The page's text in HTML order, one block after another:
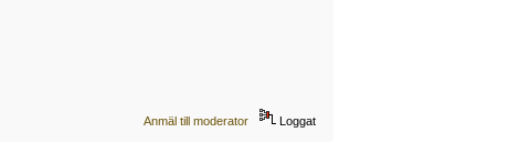
Anmäl till moderator Loggat